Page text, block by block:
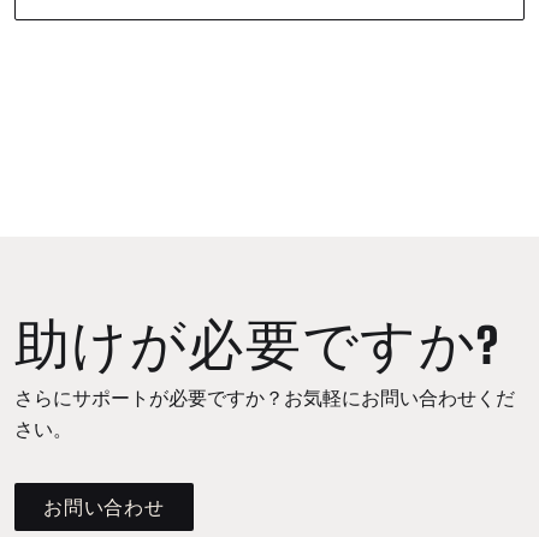
助けが必要ですか?
さらにサポートが必要ですか？お気軽にお問い合わせくだ
さい。
お問い合わせ